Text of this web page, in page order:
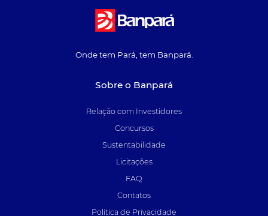
Onde tem Pará, tem Banpará.
Sobre o Banpará
Relação com Investidores
Concursos
Sustentabilidade
Licitações
FAQ
Contatos
Política de Privacidade